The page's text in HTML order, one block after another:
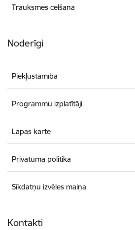
Trauksmes celšana
Noderīgi
Piekļūstamība
Programmu izplatītāji
Lapas karte
Privātuma politika
Sīkdatņu izvēles maiņa
Kontakti